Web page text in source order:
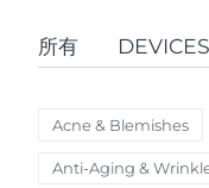
所有 DEVICES
Acne & Blemishes
Anti-Aging &
紅光療法
瑞典美膚護理
奧地利